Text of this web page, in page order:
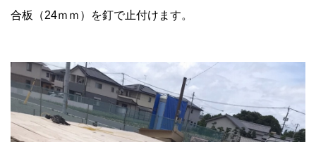
合板（24ｍｍ）を釘で止付けます。